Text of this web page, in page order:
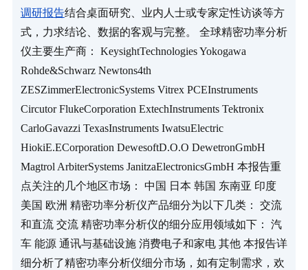
调研报告结合桌面研究、业内人士或专家定性访谈等方
式，力求结论、数据的客观与完整。 全球精密功率分析
仪主要生产商： KeysightTechnologies Yokogawa
Rohde&Schwarz Newtons4th
ZESZimmerElectronicSystems Vitrex PCEInstruments
Circutor FlukeCorporation ExtechInstruments Tektronix
CarloGavazzi TexasInstruments IwatsuElectric
HiokiE.ECorporation DewesoftD.O.O DewetronGmbH
Magtrol ArbiterSystems JanitzaElectronicsGmbH 本报告重
点关注的几个地区市场： 中国 日本 韩国 东南亚 印度
美国 欧洲 精密功率分析仪产品细分为以下几类： 交流
和直流 交流 精密功率分析仪的细分应用领域如下： 汽
车 能源 通讯与基础设施 消费电子和家电 其他 本报告详
细分析了精密功率分析仪细分市场，如有定制需求，欢